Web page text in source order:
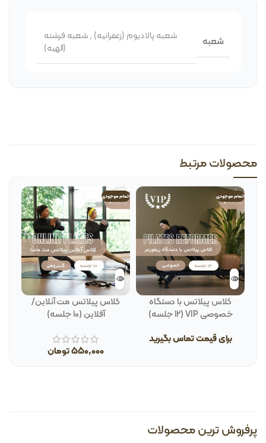
شعبه شعبه پالادیوم (زعفرانیه),شعبه فرشته
(الهیه)
محصولات مرتبط
اتمام موجودی
کلاس پیلاتس با دستگاه
خصوصی VIP (12 جلسه)
برای قیمت تماس بگیرید
اتمام موجودی
کلاس پیلاتس مت آنلاین/
آفلاین (10 جلسه)
550,000تومان
پرفروش ترین محصولات